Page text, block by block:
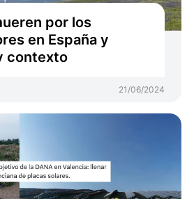
por los
en España y
contexto
21/06/2024